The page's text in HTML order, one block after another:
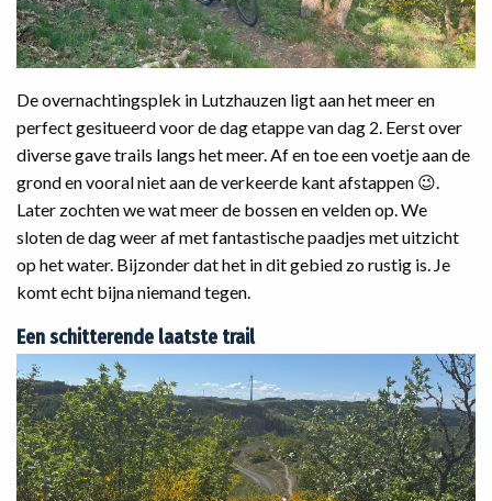
De overnachtingsplek in Lutzhauzen ligt aan het meer en
perfect gesitueerd voor de dag etappe van dag 2. Eerst over
diverse gave trails langs het meer. Af en toe een voetje aan de
grond en vooral niet aan de verkeerde kant afstappen 😉.
Later zochten we wat meer de bossen en velden op. We
sloten de dag weer af met fantastische paadjes met uitzicht
op het water. Bijzonder dat het in dit gebied zo rustig is. Je
komt echt bijna niemand tegen.
Een schitterende laatste trail